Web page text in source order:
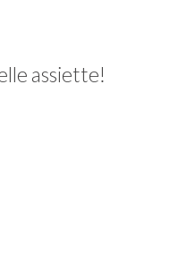
assiette!